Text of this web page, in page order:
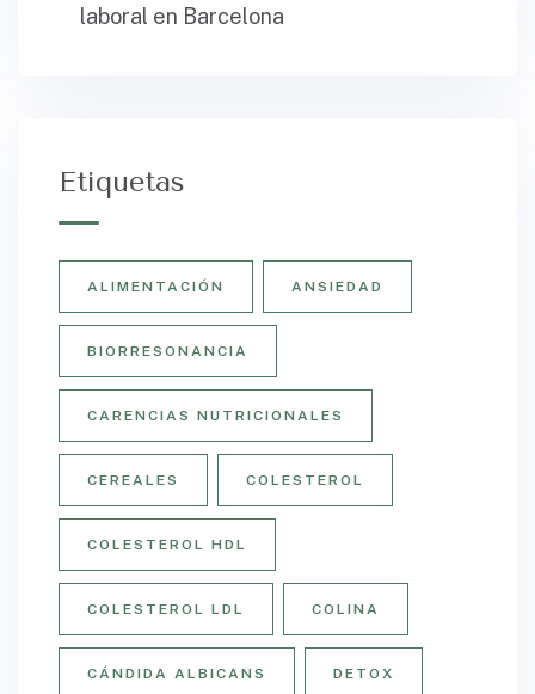
laboral en Barcelona
Etiquetas
ALIMENTACIÓN ANSIEDAD
BIORRESONANCIA
CARENCIAS NUTRICIONALES
CEREALES COLESTEROL
COLESTEROL HDL
COLESTEROL LDL COLINA
CÁNDIDA ALBICANS DETOX